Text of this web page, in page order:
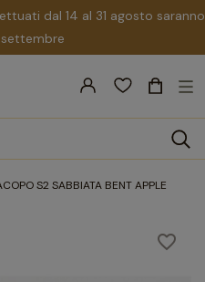
dal 14 al 31 agosto saranno
settembre
search
☰
S2 SABBIATA BENT APPLE
favorite_border